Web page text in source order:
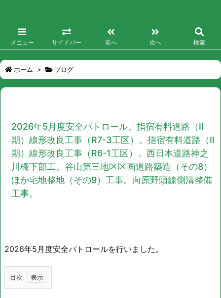
メニュー サイドバー 前へ 次へ 検索
ホーム > ブログ
2026年5月度安全パトロール。指宿有料道路（Ⅱ
期）線形改良工事（R7-3工区）。指宿有料道路（Ⅱ
期）線形改良工事（R6-1工区）。西日本道路神之
川橋下部工。谷山第三地区区画道路築造（その8）
ほか宅地整地（その9）工事。向原野頭線側溝整備
工事。
2026年5月度安全パトロールを行いました。
目次
1.